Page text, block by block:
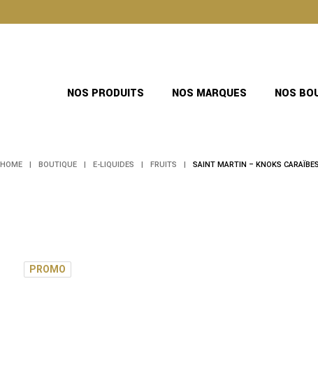
NOS PRODUITS NOS MARQUES NOS
HOME BOUTIQUE E-LIQUIDES FRUITS SAINT MARTIN – KNOKS CARAÏBES
PROMO